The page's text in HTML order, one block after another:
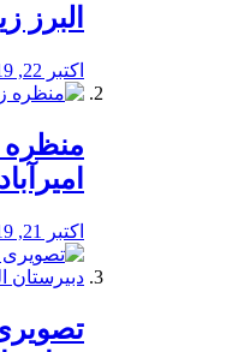
البرز
اکتبر 22, 2019
منظره‌‌
امیرآباد
اکتبر 21, 2019